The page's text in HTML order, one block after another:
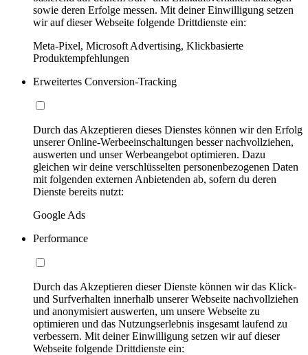
sowie deren Erfolge messen. Mit deiner Einwilligung setzen
wir auf dieser Webseite folgende Drittdienste ein:
Meta-Pixel, Microsoft Advertising, Klickbasierte
Produktempfehlungen
Erweitertes Conversion-Tracking
Durch das Akzeptieren dieses Dienstes können wir den Erfolg
unserer Online-Werbeeinschaltungen besser nachvollziehen,
auswerten und unser Werbeangebot optimieren. Dazu
gleichen wir deine verschlüsselten personenbezogenen Daten
mit folgenden externen Anbietenden ab, sofern du deren
Dienste bereits nutzt:
Google Ads
Performance
Durch das Akzeptieren dieser Dienste können wir das Klick-
und Surfverhalten innerhalb unserer Webseite nachvollziehen
und anonymisiert auswerten, um unsere Webseite zu
optimieren und das Nutzungserlebnis insgesamt laufend zu
verbessern. Mit deiner Einwilligung setzen wir auf dieser
Webseite folgende Drittdienste ein: